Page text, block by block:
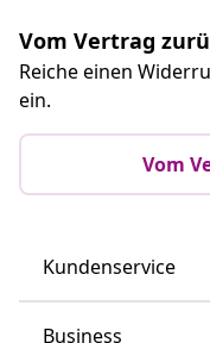
Vom Vertrag
Reiche einen
ein.
Vom
Kundenservice
Business